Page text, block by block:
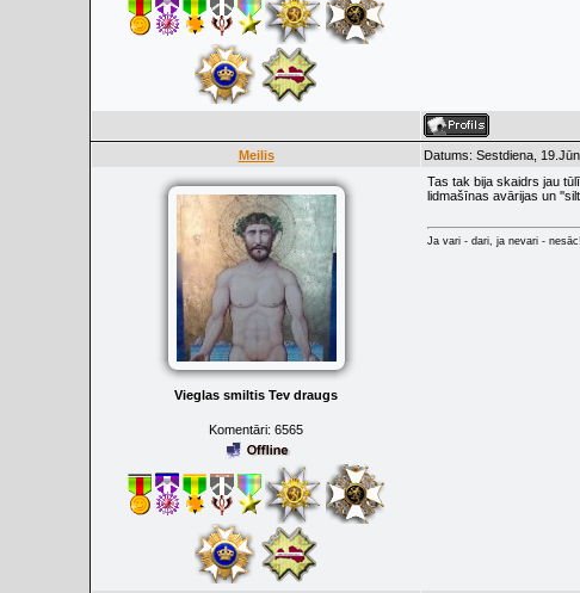
Meilis Datums: Sestdiena,
Vieglas smiltis Tev draugs
Komentāri: 6565
Tas tak bija skaidrs jau
lidmašīnas avārijas un
Ja vari - dari, ja nevari - nesāc!